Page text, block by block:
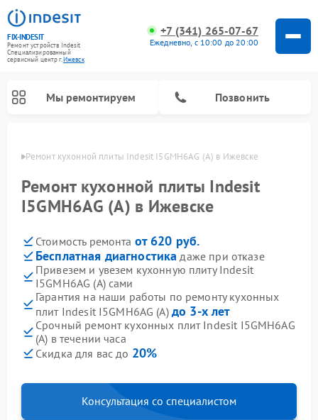
FIX-INDESIT
Ремонт устройств Indesit
Специализированный
cервисный центр г.Ижевск
+7 (341) 265-07-67
Ежедневно, с 10:00 до 20:00
Мы ремонтируем Позвонить
Ремонт кухонной плиты Indesit I5GMH6AG (A) в Ижевске
Ремонт кухонной плиты Indesit
I5GMH6AG (A) в Ижевске
Стоимость ремонта от 620 руб.
Бесплатная диагностика даже при отказе
Привезем и увезем кухонную плиту Indesit
I5GMH6AG (A) сами
Гарантия на наши работы по ремонту кухонных
плит Indesit I5GMH6AG (A) до 3-х лет
Срочный ремонт кухонных плит Indesit I5GMH6AG
(A) в течении часа
Скидка для вас до 20%
Консультация со специалистом